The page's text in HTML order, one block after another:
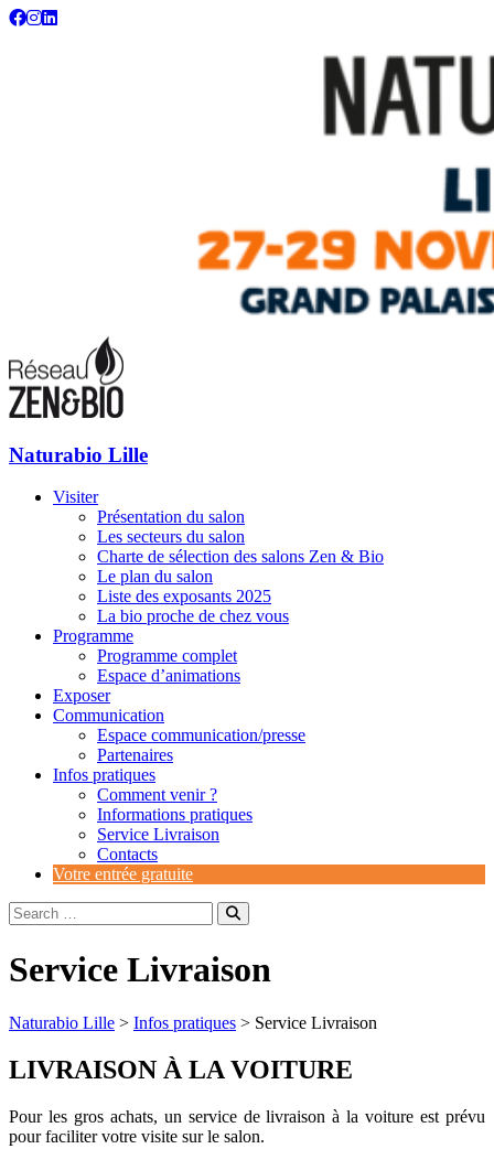
Naturabio Lille
Naturabio : votre salon écolo, bio, bien-être et habitat sain
Naturabio Lille
Visiter
Présentation du salon
Les secteurs du salon
Charte de sélection des salons Zen & Bio
Le plan du salon
Liste des exposants 2025
La bio proche de chez vous
Programme
Programme complet
Espace d’animations
Exposer
Communication
Espace communication/presse
Partenaires
Infos pratiques
Comment venir ?
Informations pratiques
Service Livraison
Contacts
Votre entrée gratuite
Service Livraison
Naturabio Lille > Infos pratiques > Service Livraison
LIVRAISON À LA VOITURE
Pour les gros achats, un service de livraison à la voiture est prévu
pour faciliter votre visite sur le salon.